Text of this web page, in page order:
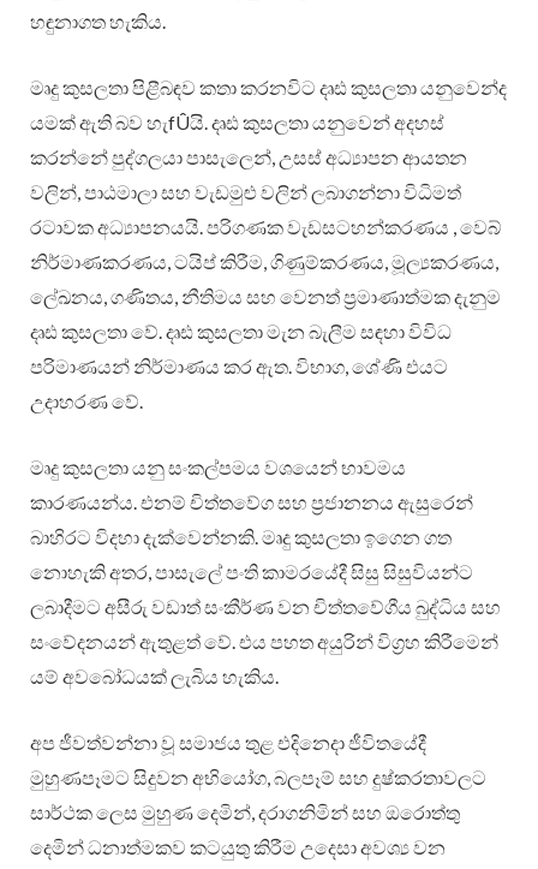
හඳුනාගත හැකිය.
මෘදු කුසලතා පිළීබඳව කතා කරනවිට දෘඪ කුසලතා යනුවෙන්ද
යමක් ඇති බව හැfÛයි. දෘඪ කුසලතා යනුවෙන් අදහස්
කරන්නේ පුද්ගලයා පාසැලෙන්, උසස් අධ්‍යාපන ආයතන
වලින්, පාඨමාලා සහ වැඩමුළු වලින් ලබාගන්නා විධිමත්
රටාවක අධ්‍යාපනයයි. පරිගණක වැඩසටහන්කරණය , වෙබ්
නිර්මාණකරණය, ටයිප් කිරීම, ගිණුම්කරණය, මූල්‍යකරණය,
ලේඛනය, ගණිතය, නීතිමය සහ වෙනත් ප්‍රමාණාත්මක දැනුම
දෘඪ කුසලතා වේ. දෘඪ කුසලතා මැන බැලීම සඳහා විවිධ
පරිමාණයන් නිර්මාණය කර ඇත. විභාග, ශේණි එයට
උදාහරණ වේ.
මෘදු කුසලතා යනු සංකල්පමය වශයෙන් භාවමය
කාරණයන්ය. එනම් චිත්තවේග සහ ප්‍රජානනය ඇසුරෙන්
බාහිරට විදහා දැක්වෙන්නකි. මෘදු කුසලතා ඉගෙන ගත
නොහැකි අතර, පාසැලේ පංති කාමරයේදී සිසු සිසුවියන්ට
ලබාදීමට අසීරු වඩාත් සංකීර්ණ වන චිත්තවේගීය බුද්ධිය සහ
සංවේදනයන් ඇතුළත් වේ. එය පහත අයුරින් විග්‍රහ කිරීමෙන්
යම් අවබෝධයක් ලැබිය හැකිය.
අප ජීවත්වන්නා වූ සමාජය තුළ එදිනෙදා ජීවිතයේදී
මුහුණපෑමට සිදුවන අභියෝග, බලපෑම් සහ දුෂ්කරතාවලට
සාර්ථක ලෙස මුහුණ දෙමින්, දරාගනිමින් සහ ඔරොත්තු
දෙමින් ධනාත්මකව කටයුතු කිරීම උදෙසා අවශ්‍ය වන